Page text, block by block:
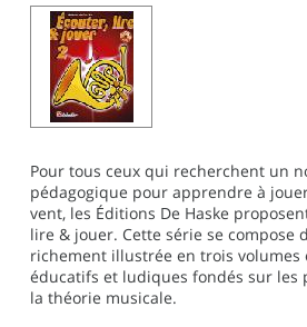
Pour tous ceux qui recherchent un
pédagogique pour apprendre à
vent, les Éditions De Haske
lire & jouer. Cette série se compose
richement illustrée en trois volumes
éducatifs et ludiques fondés sur les
la théorie musicale.